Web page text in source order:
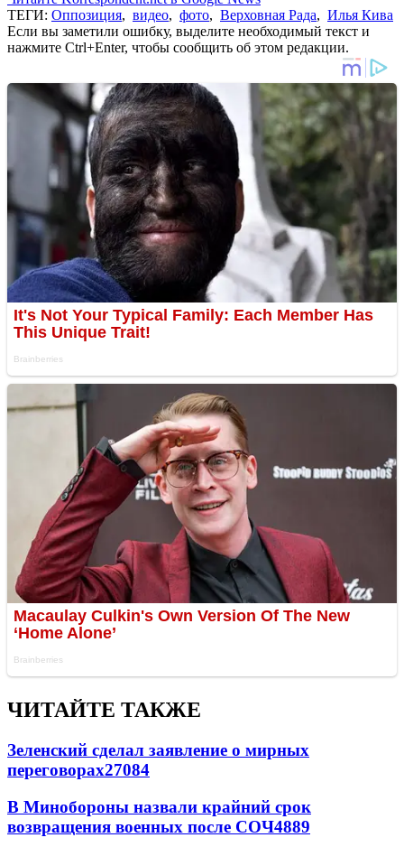
ТЕГИ: Оппозиция, видео, фото, Верховная Рада, Илья Кива
Если вы заметили ошибку, выделите необходимый текст и
нажмите Ctrl+Enter, чтобы сообщить об этом редакции.
ЧИТАЙТЕ ТАКЖЕ
Зеленский сделал заявление о мирных
переговорах27084
В Минобороны назвали крайний срок
возвращения военных после СОЧ4889